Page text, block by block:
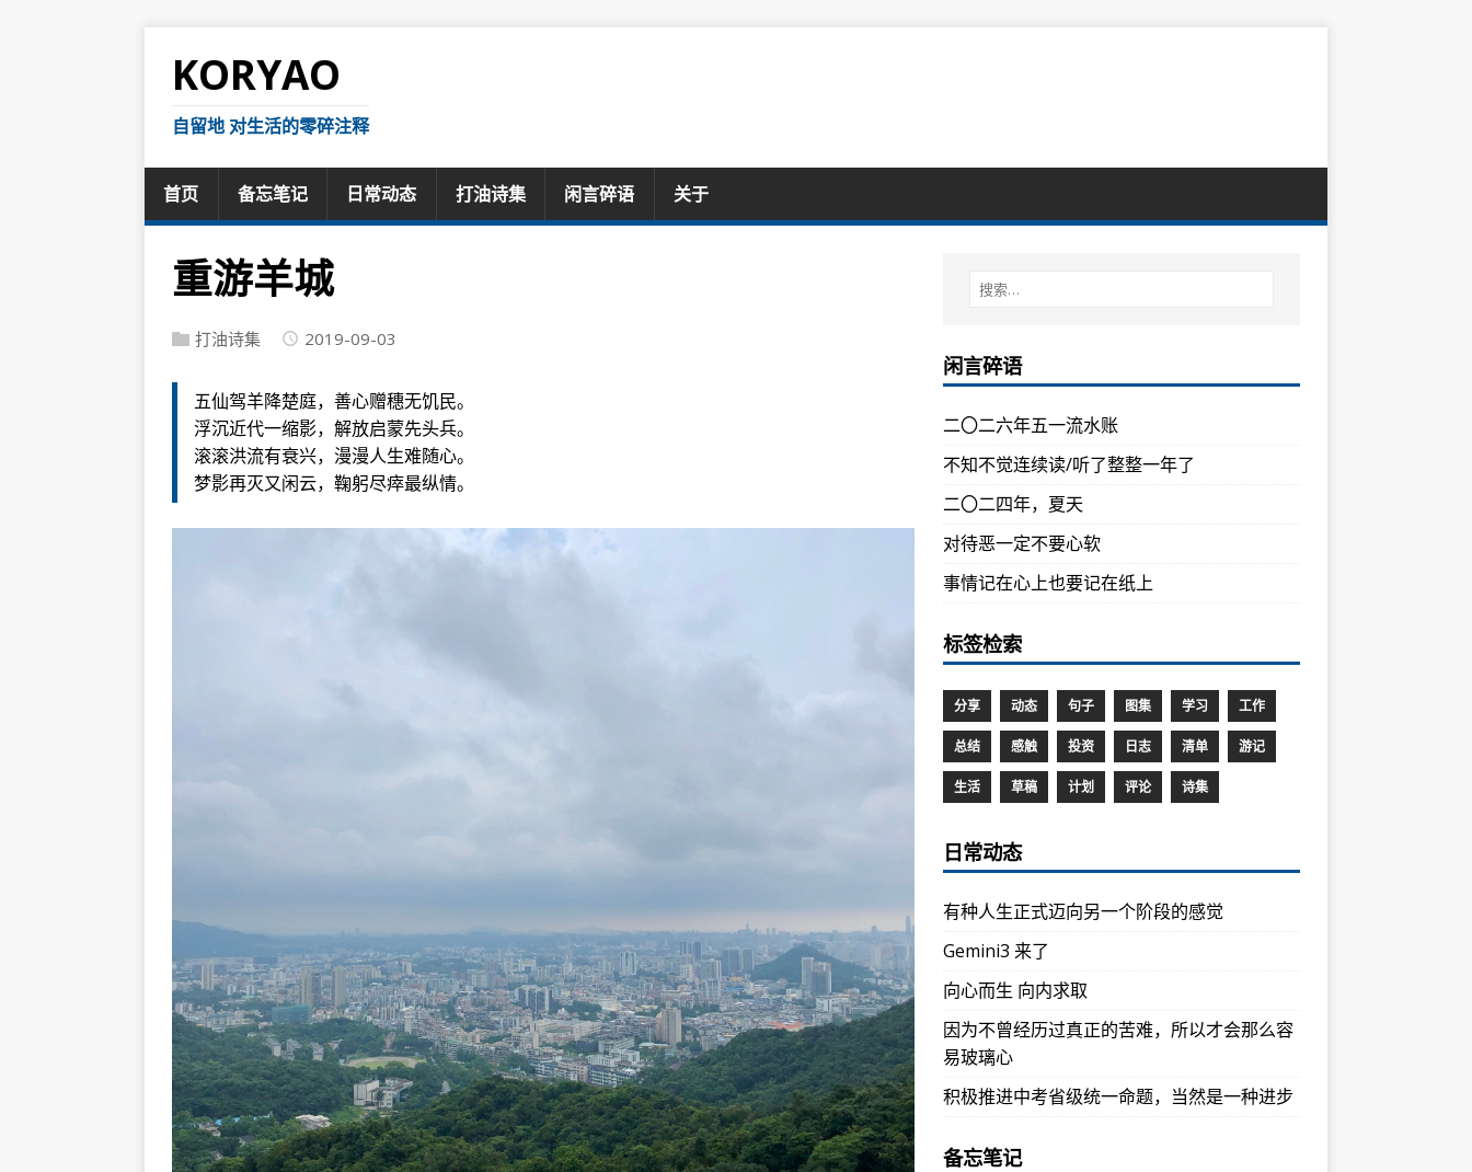
KORYAO
自留地 对生活的零碎注释
首页 备忘笔记 日常动态 打油诗集 闲言碎语 关于
重游羊城
打油诗集 2019-09-03
五仙驾羊降楚庭，善心赠穗无饥民。
浮沉近代一缩影，解放启蒙先头兵。
滚滚洪流有衰兴，漫漫人生难随心。
梦影再灭又闲云，鞠躬尽瘁最纵情。
闲言碎语
二〇二六年五一流水账
不知不觉连续读/听了整整一年了
二〇二四年，夏天
对待恶一定不要心软
事情记在心上也要记在纸上
标签检索
分享 动态 句子 图集 学习 工作
总结 感触 投资 日志 清单 游记
生活 草稿 计划 评论 诗集
日常动态
有种人生正式迈向另一个阶段的感觉
Gemini3 来了
向心而生 向内求取
因为不曾经历过真正的苦难，所以才会那么容
易玻璃心
积极推进中考省级统一命题，当然是一种进步
备忘笔记